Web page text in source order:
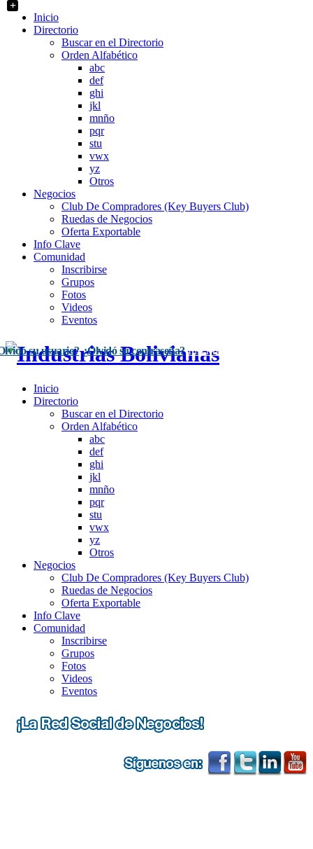
Inicio
Directorio
Buscar en el Directorio
Orden Alfabético
abc
def
ghi
jkl
mnño
pqr
stu
vwx
yz
Otros
Negocios
Club De Compradores (Key Buyers Club)
Ruedas de Negocios
Oferta Exportable
Info Clave
Comunidad
Inscribirse
Grupos
Fotos
Videos
Eventos
su usuario? ¿Olvidó su contraseña? Inscríbase Aquí
Inicio
Directorio
Buscar en el Directorio
Orden Alfabético
abc
def
ghi
jkl
mnño
pqr
stu
vwx
yz
Otros
Negocios
Club De Compradores (Key Buyers Club)
Ruedas de Negocios
Oferta Exportable
Info Clave
Comunidad
Inscribirse
Grupos
Fotos
Videos
Eventos
+